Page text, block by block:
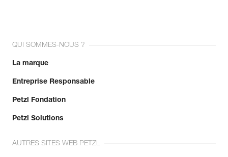
QUI SOMMES-NOUS ?
La marque
Entreprise Responsable
Petzl Fondation
Petzl Solutions
AUTRES SITES WEB PETZL